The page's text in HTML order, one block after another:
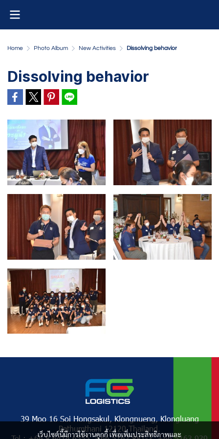
Home Photo Album New Activities Dissolving behavior
Dissolving behavior
เว็บไซต์นี้มีการใช้งานคุกกี้ เพื่อเพิ่มประสิทธิภาพและ
39 Moo 16 Soi Hongsakul, Klongnueng, Klongluang
Pathumthani 12120 Thailand.